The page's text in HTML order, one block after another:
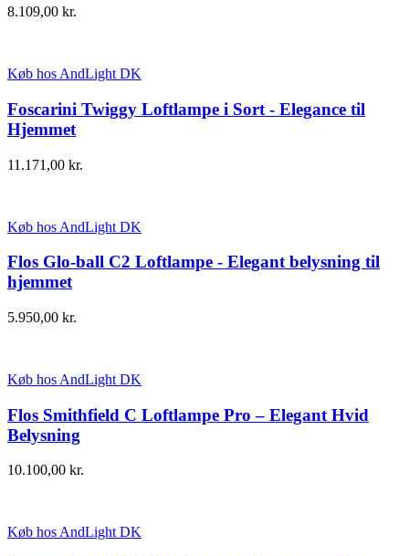
8.109,00 kr.
Køb hos AndLight DK
Foscarini Twiggy Loftlampe i Sort - Elegance til
Hjemmet
11.171,00 kr.
Køb hos AndLight DK
Flos Glo-ball C2 Loftlampe - Elegant belysning til
hjemmet
5.950,00 kr.
Køb hos AndLight DK
Flos Smithfield C Loftlampe Pro – Elegant Hvid
Belysning
10.100,00 kr.
Køb hos AndLight DK